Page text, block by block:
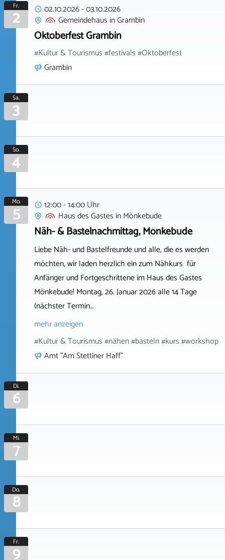
Fr.
2 02.10.2026-03.10.2026
Gemeindehaus inGrambin
Oktoberfest Grambin
#Kultur & Tourismus #festivals #Oktoberfest
Grambin
Sa.
3
So.
4
Mo.
5
12:00 - 14:00 Uhr
Haus des Gastes inMönkebude
Näh- & Bastelnachmittag, Mönkebude
Liebe Näh- und Bastelfreunde und alle, die es werden
möchten, wir laden herzlich ein zum Nähkurs für
Anfänger und Fortgeschrittene im Haus des Gastes
Mönkebude! Montag, 26. Januar 2026 alle 14 Tage
(nächster Termin…
mehr anzeigen
#Kultur & Tourismus #nähen #basteln #kurs #workshop
Amt "Am Stettiner Haff"
Di.
6
Mi.
7
Do.
8
Fr.
9